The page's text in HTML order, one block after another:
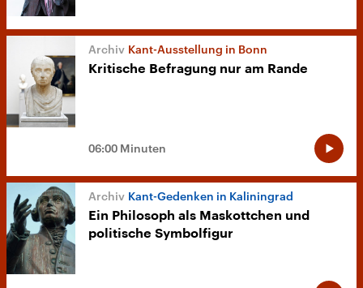
Kant-Ausstellung in Bonn
Kritische Befragung nur am Rande
06:00 Minuten
Kant-Gedenken in Kaliningrad
Ein Philosoph als Maskottchen und
politische Symbolfigur